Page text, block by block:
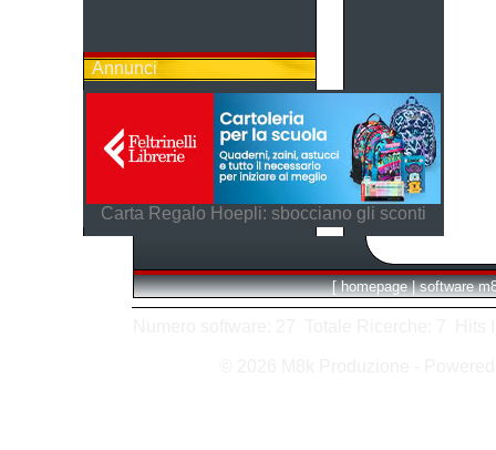
Annunci
Carta Regalo Hoepli: sbocciano gli sconti
[ homepage | software